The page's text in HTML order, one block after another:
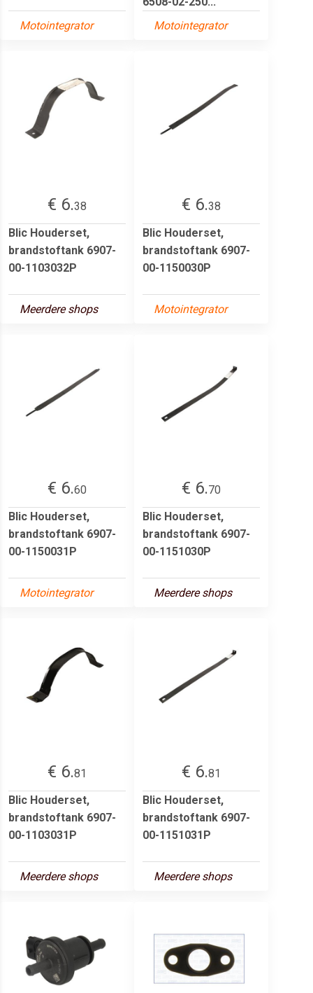
Motointegrator
Motointegrator
€ 6.38
Blic Houderset,
brandstoftank 6907-
00-1103032P
Meerdere shops
€ 6.38
Blic Houderset,
brandstoftank 6907-
00-1150030P
Motointegrator
€ 6.60
Blic Houderset,
brandstoftank 6907-
00-1150031P
Motointegrator
€ 6.70
Blic Houderset,
brandstoftank 6907-
00-1151030P
Meerdere shops
€ 6.81
Blic Houderset,
brandstoftank 6907-
00-1103031P
Meerdere shops
€ 6.81
Blic Houderset,
brandstoftank 6907-
00-1151031P
Meerdere shops